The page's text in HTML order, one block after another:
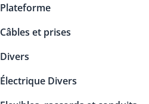
Plateforme
Câbles et prises
Divers
Électrique Divers